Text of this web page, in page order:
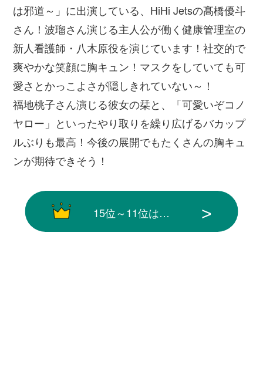
は邪道～」に出演している、HiHi Jetsの髙橋優斗
さん！波瑠さん演じる主人公が働く健康管理室の
新人看護師・八木原役を演じています！社交的で
爽やかな笑顔に胸キュン！マスクをしていても可
愛さとかっこよさが隠しきれていない～！
福地桃子さん演じる彼女の栞と、「可愛いぞコノ
ヤロー」といったやり取りを繰り広げるバカップ
ルぶりも最高！今後の展開でもたくさんの胸キュ
ンが期待できそう！
15位～11位は…